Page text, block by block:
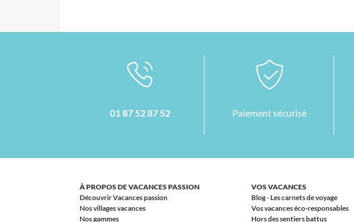
01 87 52 87 52 Paiement sécurisé
À PROPOS DE VACANCES PASSION
Découvrir Vacances passion
Nos villages vacances
Nos gammes
VOS VACANCES
Blog - Les carnets de voyage
Vos vacances éco-responsables
Hors des sentiers battus